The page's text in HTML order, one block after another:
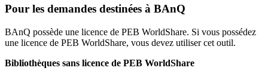
Pour les demandes destinées à BAnQ
BAnQ possède une licence de PEB WorldShare. Si vous possédez
une licence de PEB WorldShare, vous devez utiliser cet outil.
Bibliothèques sans licence de PEB WorldShare